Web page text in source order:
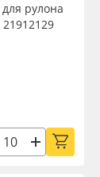
рулона